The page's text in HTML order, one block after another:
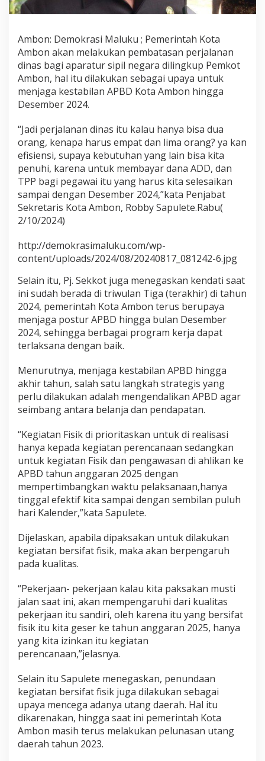
a
a
n
a
n
D
i
s
P
e
g
a
w
a
i
Ambon: Demokrasi Maluku ; Pemerintah Kota
Ambon akan melakukan pembatasan perjalanan
dinas bagi aparatur sipil negara dilingkup Pemkot
Ambon, hal itu dilakukan sebagai upaya untuk
menjaga kestabilan APBD Kota Ambon hingga
Desember 2024.
“Jadi perjalanan dinas itu kalau hanya bisa dua
orang, kenapa harus empat dan lima orang? ya kan
efisiensi, supaya kebutuhan yang lain bisa kita
penuhi, karena untuk membayar dana ADD, dan
TPP bagi pegawai itu yang harus kita selesaikan
sampai dengan Desember 2024,”kata Penjabat
Sekretaris Kota Ambon, Robby Sapulete.Rabu(
2/10/2024)
http://demokrasimaluku.com/wp-
content/uploads/2024/08/20240817_081242-6.jpg
Selain itu, Pj. Sekkot juga menegaskan kendati saat
ini sudah berada di triwulan Tiga (terakhir) di tahun
2024, pemerintah Kota Ambon terus berupaya
menjaga postur APBD hingga bulan Desember
2024, sehingga berbagai program kerja dapat
terlaksana dengan baik.
Menurutnya, menjaga kestabilan APBD hingga
akhir tahun, salah satu langkah strategis yang
perlu dilakukan adalah mengendalikan APBD agar
seimbang antara belanja dan pendapatan.
“Kegiatan Fisik di prioritaskan untuk di realisasi
hanya kepada kegiatan perencanaan sedangkan
untuk kegiatan Fisik dan pengawasan di ahlikan ke
APBD tahun anggaran 2025 dengan
mempertimbangkan waktu pelaksanaan,hanya
tinggal efektif kita sampai dengan sembilan puluh
hari Kalender,”kata Sapulete.
Dijelaskan, apabila dipaksakan untuk dilakukan
kegiatan bersifat fisik, maka akan berpengaruh
pada kualitas.
“Pekerjaan- pekerjaan kalau kita paksakan musti
jalan saat ini, akan mempengaruhi dari kualitas
pekerjaan itu sandiri, oleh karena itu yang bersifat
fisik itu kita geser ke tahun anggaran 2025, hanya
yang kita izinkan itu kegiatan
perencanaan,”jelasnya.
Selain itu Sapulete menegaskan, penundaan
kegiatan bersifat fisik juga dilakukan sebagai
upaya mencega adanya utang daerah. Hal itu
dikarenakan, hingga saat ini pemerintah Kota
Ambon masih terus melakukan pelunasan utang
daerah tahun 2023.